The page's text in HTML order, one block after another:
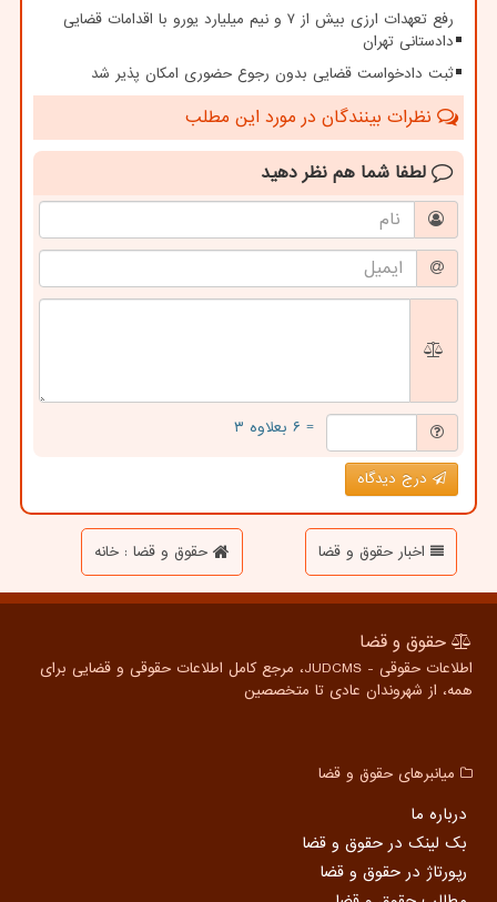
رفع تعهدات ارزی بیش از ۷ و نیم میلیارد یورو با اقدامات قضایی
دادستانی تهران
ثبت دادخواست قضایی بدون رجوع حضوری امکان پذیر شد
نظرات بینندگان در مورد این مطلب
لطفا شما هم نظر دهید
= ۶ بعلاوه ۳
درج دیدگاه
اخبار حقوق و قضا حقوق و قضا : خانه
حقوق و قضا
اطلاعات حقوقی - JUDCMS، مرجع کامل اطلاعات حقوقی و قضایی برای
همه، از شهروندان عادی تا متخصصین
میانبرهای حقوق و قضا
درباره ما
بک لینک در حقوق و قضا
رپورتاژ در حقوق و قضا